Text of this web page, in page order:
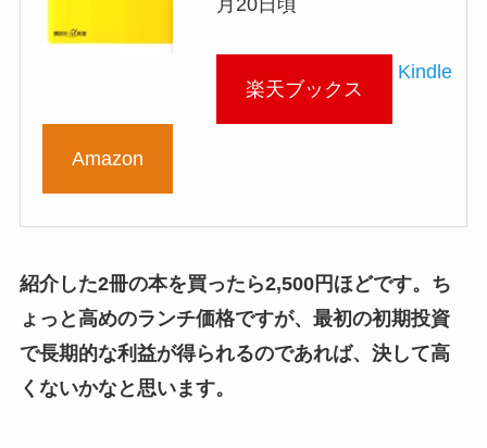
楽天ブックス
Amazon
Kindle
紹介した2冊の本を買ったら2,500円ほどです。ち
ょっと高めのランチ価格ですが、最初の初期投資
で長期的な利益が得られるのであれば、決して高
くないかなと思います。